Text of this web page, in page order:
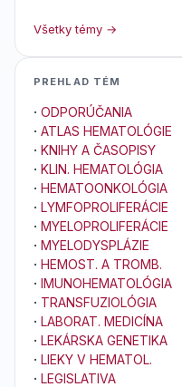
Všetky témy →
PREHLAD TÉM
· ODPORÚČANIA
· ATLAS HEMATOLÓGIE
· KNIHY A ČASOPISY
· KLIN. HEMATOLÓGIA
· HEMATOONKOLÓGIA
· LYMFOPROLIFERÁCIE
· MYELOPROLIFERÁCIE
· MYELODYSPLÁZIE
· HEMOST. A TROMB.
· IMUNOHEMATOLÓGIA
· TRANSFUZIOLÓGIA
· LABORAT. MEDICÍNA
· LEKÁRSKA GENETIKA
· LIEKY V HEMATOL.
· LEGISLATIVA